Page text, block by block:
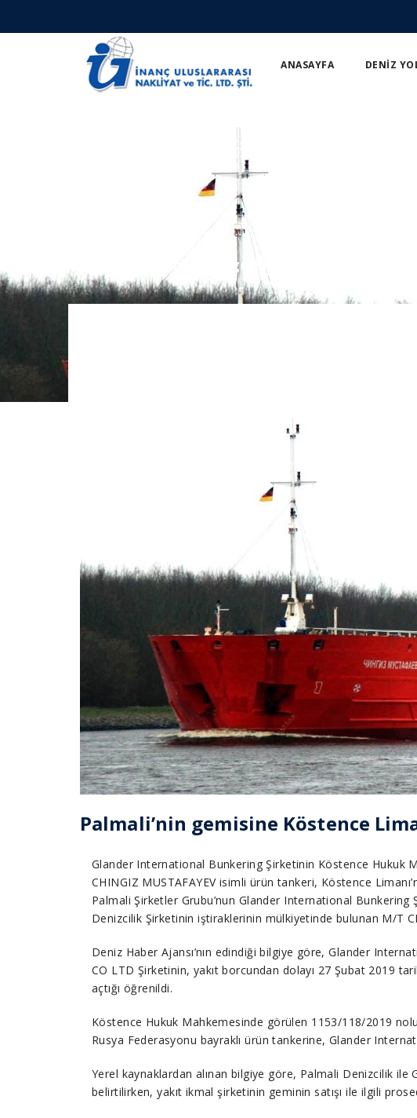
ANASAYFA DENIZ
Palmali'nin gemisine Köstence
Palmali’nin gemisine Köstence
Glander International Bunkering Şirketinin Köstence Hukuk
CHINGIZ MUSTAFAYEV isimli ürün tankeri, Köstence
Palmali Şirketler Grubu’nun Glander International
Denizcilik Şirketinin iştiraklerinin mülkiyetinde bulunan M/T
Deniz Haber Ajansı’nın edindiği bilgiye göre, Glander
CO LTD Şirketinin, yakıt borcundan dolayı 27 Şubat 2019
açtığı öğrenildi.
Köstence Hukuk Mahkemesinde görülen 1153/118/2019
Rusya Federasyonu bayraklı ürün tankerine, Glander
Yerel kaynaklardan alınan bilgiye göre, Palmali Denizcilik ile
belirtilirken, yakıt ikmal şirketinin geminin satışı ile ilgili